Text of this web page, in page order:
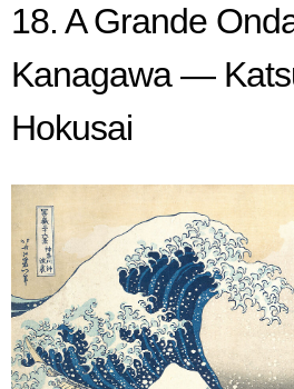
18. A Grande
Kanagawa —
Hokusai